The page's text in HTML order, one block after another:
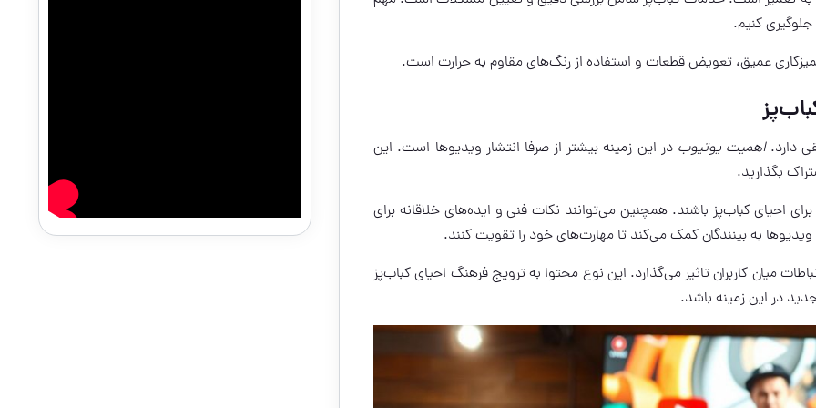
کنیم.
عمیق، تعویض قطعات و استفاده از رنگ‌های مقاوم به حرارت است.
دارد.اهمیت یوتیوب در این زمینه بیشتر از صرفا انتشار ویدیوها است. این
بگذارید.
کباب‌پز باشند. همچنین می‌توانند نکات فنی و ایده‌های خلاقانه برای
به بینندگان کمک می‌کند تا مهارت‌های خود را تقویت کنند.
میان کاربران تاثیر می‌گذارد. این نوع محتوا به ترویج فرهنگ احیای کباب‌پز
در این زمینه باشد.